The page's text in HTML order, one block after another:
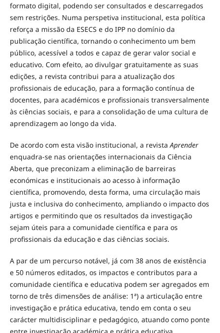
formato digital, podendo ser consultados e descarregados
sem restrições. Numa perspetiva institucional, esta política
reforça a missão da ESECS e do IPP no domínio da
publicação científica, tornando o conhecimento um bem
público, acessível a todos e capaz de gerar valor social e
educativo. Com efeito, ao divulgar gratuitamente as suas
edições, a revista contribui para a atualização dos
profissionais de educação, para a formação contínua de
docentes, para académicos e profissionais transversalmente
às ciências sociais, e para a consolidação de uma cultura de
aprendizagem ao longo da vida.
De acordo com esta visão institucional, a revista Aprender
enquadra-se nas orientações internacionais da Ciência
Aberta, que preconizam a eliminação de barreiras
económicas e institucionais ao acesso à informação
científica, promovendo, desta forma, uma circulação mais
justa e inclusiva do conhecimento, ampliando o impacto dos
artigos e permitindo que os resultados da investigação
sejam úteis para a comunidade científica e para os
profissionais da educação e das ciências sociais.
A par de um percurso notável, já com 38 anos de existência
e 50 números editados, os impactos e contributos para a
comunidade científica e educativa podem ser agregados em
torno de três dimensões de análise: 1ª) a articulação entre
investigação e prática educativa, tendo em conta o seu
carácter multidisciplinar e pedagógico, atuando como ponte
entre investigação académica e prática educativa,